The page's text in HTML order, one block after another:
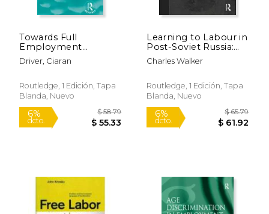
6% $ 217.00 6%
Towards Full
Employment
(Routledge Revivals):
A Policy Appraisal (en
Driver, Ciaran
Routledge, 1 Edición, Tapa
Blanda, Nuevo
Learning to Labour in
Post-Soviet Russia:
Vocational Youth in
Transition (en Inglés)
Charles Walker
Routledge, 1 Edición, Tapa
Blanda, Nuevo